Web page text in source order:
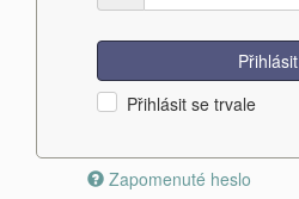
Přihlásit
Přihlásit se trvale
Zapomenuté heslo